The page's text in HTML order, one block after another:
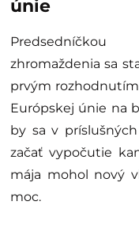
únie
zhromaždenia sa
prvým
Európskej únie na
by sa v
začať vypočutie
mája mohol nový
moc.